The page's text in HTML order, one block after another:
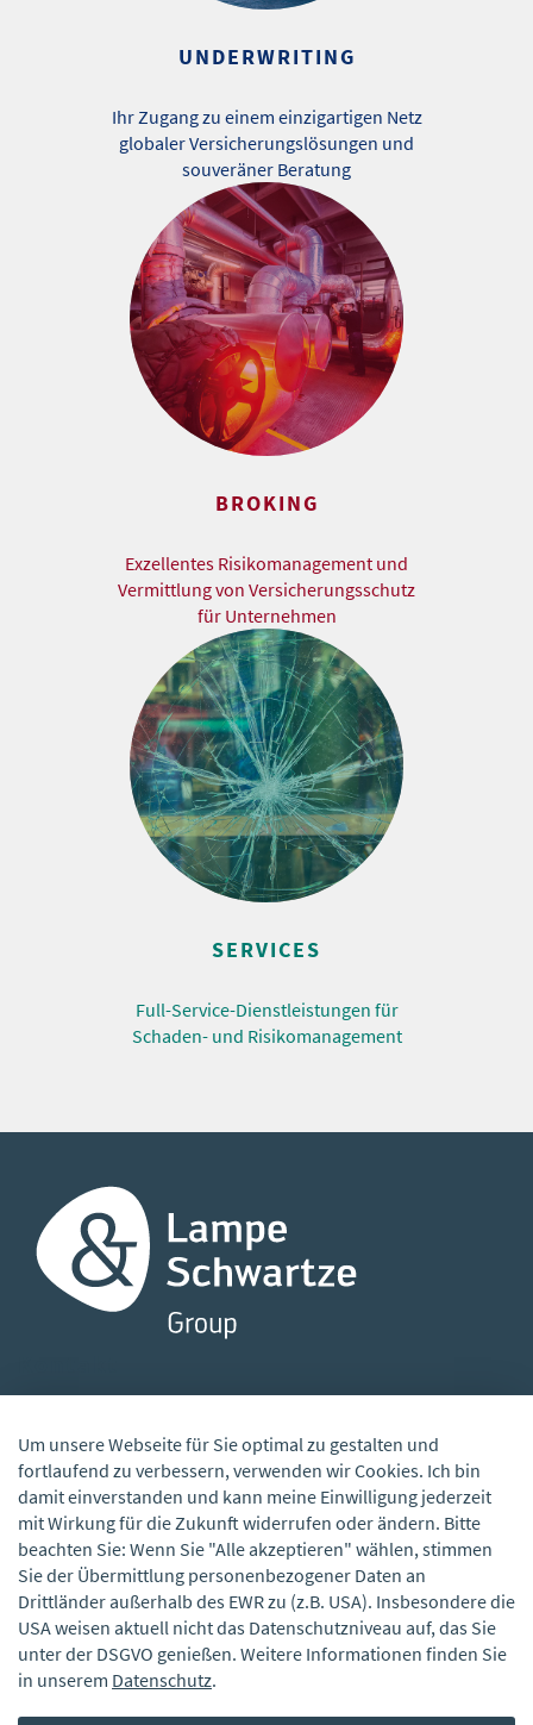
UNDERWRITING
Ihr Zugang zu einem einzigartigen Netz
globaler Versicherungslösungen und
souveräner Beratung
BROKING
Exzellentes Risikomanagement und
Vermittlung von Versicherungsschutz
für Unternehmen
SERVICES
Full-Service-Dienstleistungen für
Schaden- und Risikomanagement
Versicherungsbörse
Herrlichkeit 5 – 6
28199 Bremen
T+49 (0)421 5907-01
F +49 (0)421 5907-139
Unter+49 (0)421 5907-01
sind wir für Sie erreichbar.
Um unsere Webseite für Sie optimal zu gestalten und
fortlaufend zu verbessern, verwenden wir Cookies. Ich bin
damit einverstanden und kann meine Einwilligung jederzeit
mit Wirkung für die Zukunft widerrufen oder ändern. Bitte
beachten Sie: Wenn Sie "Alle akzeptieren" wählen, stimmen
Sie der Übermittlung personenbezogener Daten an
Drittländer außerhalb des EWR zu (z.B. USA). Insbesondere die
USA weisen aktuell nicht das Datenschutzniveau auf, das Sie
unter der DSGVO genießen. Weitere Informationen finden Sie
in unserem Datenschutz.